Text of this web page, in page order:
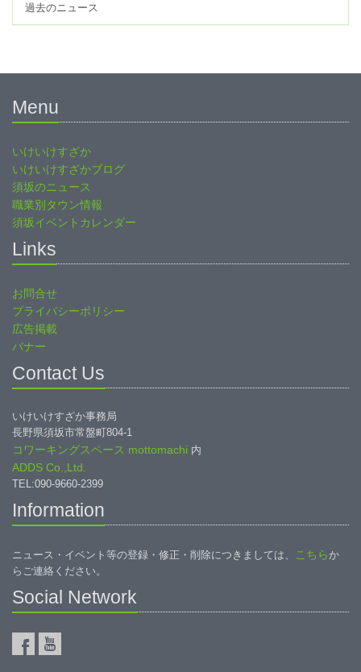
過去のニュース
Menu
いけいけすざか
いけいけすざかブログ
須坂のニュース
職業別タウン情報
須坂イベントカレンダー
Links
お問合せ
プライバシーポリシー
広告掲載
バナー
Contact Us
いけいけすざか事務局
長野県須坂市常盤町804-1
コワーキングスペース mottomachi 内
ADDS Co.,Ltd.
TEL:090-9660-2399
Information
ニュース・イベント等の登録・修正・削除につきましては、 こちらか
らご連絡ください。
Social Network